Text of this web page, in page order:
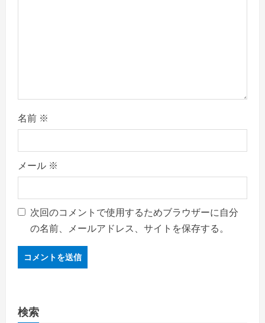
名前 ※
メール ※
次回のコメントで使用するためブラウザーに自分
の名前、メールアドレス、サイトを保存する。
検索